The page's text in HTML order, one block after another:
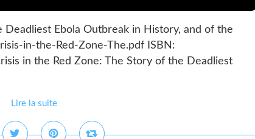
Ebola Outbreak in History, and of the
in-the-Red-Zone-The.pdf ISBN:
in the Red Zone: The Story of the Deadliest
Lire la suite